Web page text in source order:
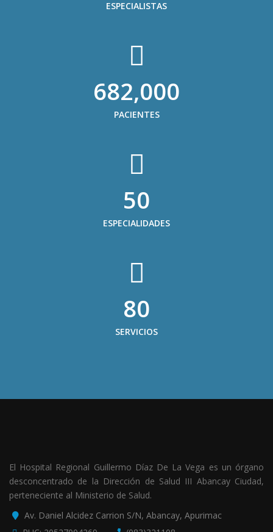
ESPECIALISTAS
682,000
PACIENTES
50
ESPECIALIDADES
80
SERVICIOS
El Hospital Regional Guillermo Díaz De La Vega es un órgano
desconcentrado de la Dirección de Salud III Abancay Ciudad,
perteneciente al Ministerio de Salud.
Av. Daniel Alcidez Carrion S/N, Abancay, Apurimac